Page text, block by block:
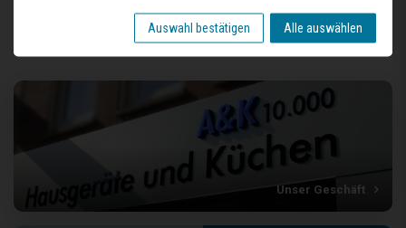
Unser Geschäft
Auswahl bestätigen Alle auswählen